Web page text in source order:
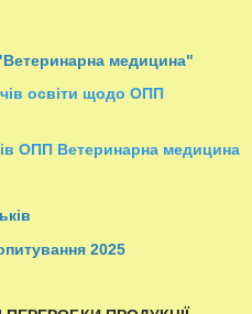
медицина"
освіти щодо ОПП
ОПП Ветеринарна медицина
2025